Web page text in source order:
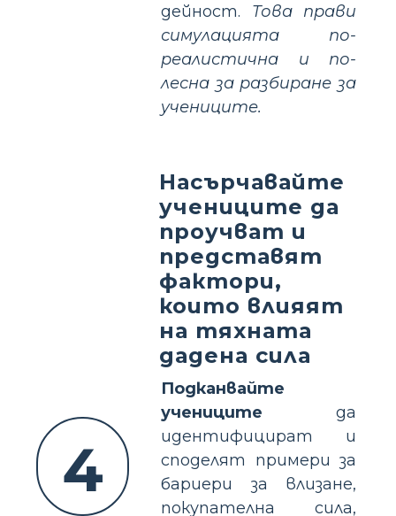
дейност. Това прави
симулацията по-
реалистична и по-
лесна за разбиране за
учениците.
4
Насърчавайте
учениците да
проучват и
представят
фактори,
които влияят
на тяхната
дадена сила
Подканвайте
учениците да
идентифицират и
споделят примери за
бариери за влизане,
покупателна сила,